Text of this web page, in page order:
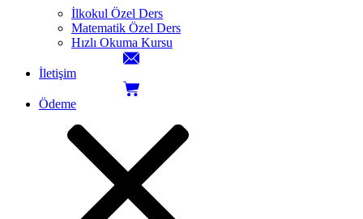
İlkokul Özel Ders
Matematik Özel Ders
Hızlı Okuma Kursu
İletişim
Ödeme